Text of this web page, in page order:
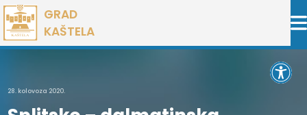
Preskoči
na
sadržaj
GRAD
KAŠTELA
28. kolovoza 2020.